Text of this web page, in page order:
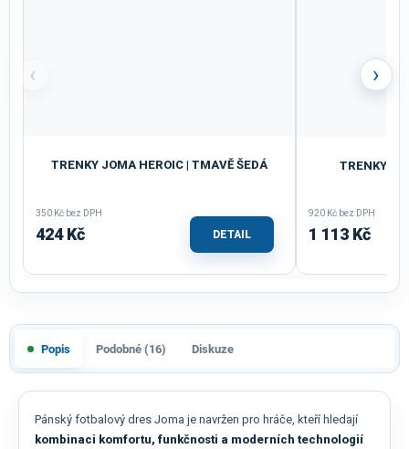
‹
TRENKY JOMA HEROIC | TMAVĚ ŠEDÁ
350 Kč bez DPH
424 Kč DETAIL
TRENKY
920 Kč bez DPH
1 113 Kč
›
Popis Podobné (16) Diskuze
Pánský fotbalový dres Joma je navržen pro hráče, kteří hledají
kombinaci komfortu, funkčnosti a moderních technologií